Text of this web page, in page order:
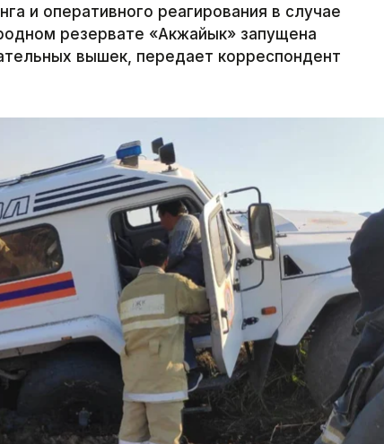
и оперативного реагирования в случае
резервате «Акжайык» запущена
вышек, передает корреспондент